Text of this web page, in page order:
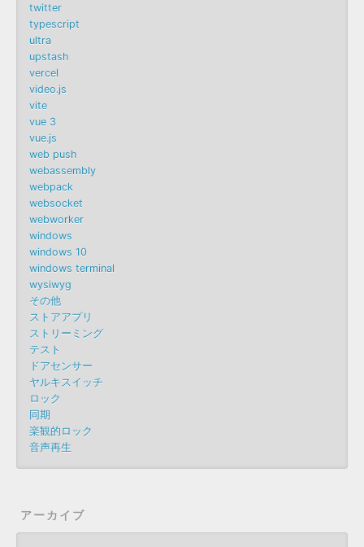
twitter
typescript
ultra
upstash
vercel
video.js
vite
vue 3
vue.js
web push
webassembly
webpack
websocket
webworker
windows
windows 10
windows terminal
wysiwyg
その他
ストアアプリ
ストリーミング
テスト
ドアセンサー
ヤルキスイッチ
ロック
同期
楽観的ロック
音声再生
アーカイブ